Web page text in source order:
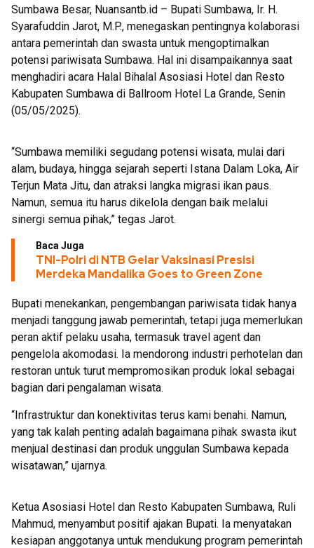
Bukti
Sumbawa Besar, Nuansantb.id – Bupati Sumbawa, Ir. H.
Syarafuddin Jarot, M.P., menegaskan pentingnya kolaborasi
antara pemerintah dan swasta untuk mengoptimalkan
potensi pariwisata Sumbawa. Hal ini disampaikannya saat
menghadiri acara Halal Bihalal Asosiasi Hotel dan Resto
Kabupaten Sumbawa di Ballroom Hotel La Grande, Senin
(05/05/2025).
“Sumbawa memiliki segudang potensi wisata, mulai dari
alam, budaya, hingga sejarah seperti Istana Dalam Loka, Air
Terjun Mata Jitu, dan atraksi langka migrasi ikan paus.
Namun, semua itu harus dikelola dengan baik melalui
sinergi semua pihak,” tegas Jarot.
Baca Juga
TNI-Polri di NTB Gelar Vaksinasi Presisi
Merdeka Mandalika Goes to Green Zone
Bupati menekankan, pengembangan pariwisata tidak hanya
menjadi tanggung jawab pemerintah, tetapi juga memerlukan
peran aktif pelaku usaha, termasuk travel agent dan
pengelola akomodasi. Ia mendorong industri perhotelan dan
restoran untuk turut mempromosikan produk lokal sebagai
bagian dari pengalaman wisata.
“Infrastruktur dan konektivitas terus kami benahi. Namun,
yang tak kalah penting adalah bagaimana pihak swasta ikut
menjual destinasi dan produk unggulan Sumbawa kepada
wisatawan,” ujarnya.
Ketua Asosiasi Hotel dan Resto Kabupaten Sumbawa, Ruli
Mahmud, menyambut positif ajakan Bupati. Ia menyatakan
kesiapan anggotanya untuk mendukung program pemerintah